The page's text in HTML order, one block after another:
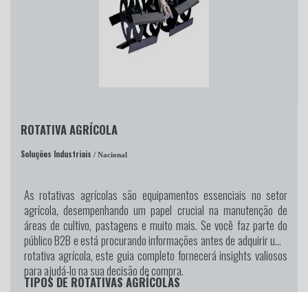
ROTATIVA AGRÍCOLA
Soluções Industriais / Nacional
As rotativas agrícolas são equipamentos essenciais no setor
agrícola, desempenhando um papel crucial na manutenção de
áreas de cultivo, pastagens e muito mais. Se você faz parte do
público B2B e está procurando informações antes de adquirir uma
rotativa agrícola, este guia completo fornecerá insights valiosos
para ajudá-lo na sua decisão de compra.
TIPOS DE ROTATIVAS AGRÍCOLAS